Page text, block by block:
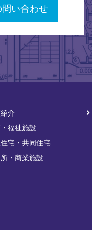
い合わせ
介
福祉施設
宅・共同住宅
・商業施設